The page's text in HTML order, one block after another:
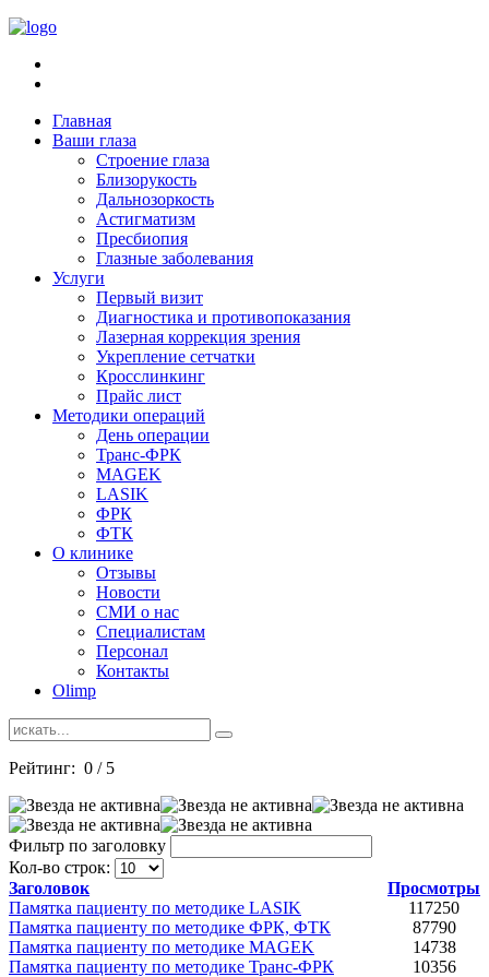
Главная
Ваши глаза
Строение глаза
Близорукость
Дальнозоркость
Астигматизм
Пресбиопия
Глазные заболевания
Услуги
Первый визит
Диагностика и противопоказания
Лазерная коррекция зрения
Укрепление сетчатки
Кросслинкинг
Прайс лист
Методики операций
День операции
Транс-ФРК
MAGEK
LASIK
ФРК
ФТК
О клинике
Отзывы
Новости
СМИ о нас
Специалистам
Персонал
Контакты
Olimp
Рейтинг: 0 / 5
Фильтр по заголовку
Кол-во строк:
Заголовок
Просмотры
Памятка пациенту по методике LASIK
117250
Памятка пациенту по методике ФРК, ФТК
87790
Памятка пациенту по методике MAGEK
14738
Памятка пациенту по методике Транс-ФРК
10356